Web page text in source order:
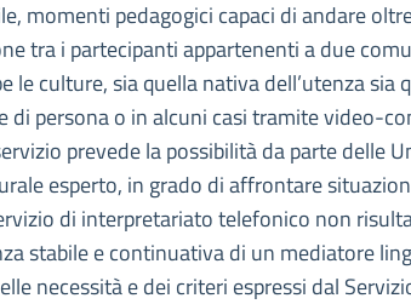
momenti pedagogici capaci di andare
tra i partecipanti appartenenti a due
le culture, sia quella nativa dell’utenza
persona o in alcuni casi tramite video-
prevede la possibilità da parte
esperto, in grado di affrontare
di interpretariato telefonico non
stabile e continuativa di un mediatore
necessità e dei criteri espressi dal